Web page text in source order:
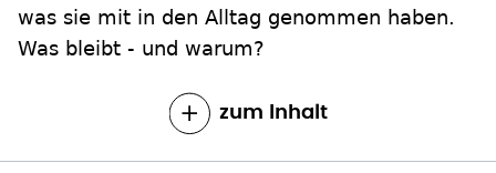
was sie mit in den Alltag genommen haben.
Was bleibt - und warum?
zum Inhalt